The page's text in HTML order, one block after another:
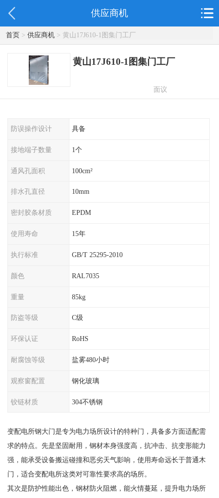
供应商机
首页> 供应商机> 黄山17J610-1图集门工厂
黄山17J610-1图集门工厂
面议
防误操作设计 具备
接地端子数量 1个
通风孔面积 100cm²
排水孔直径 10mm
密封胶条材质 EPDM
使用寿命 15年
执行标准 GB/T 25295-2010
颜色 RAL7035
重量 85kg
防盗等级 C级
环保认证 RoHS
耐腐蚀等级 盐雾480小时
观察窗配置 钢化玻璃
铰链材质 304不锈钢
变配电所钢大门是专为电力场所设计的特种门，具备多方面适配需
求的特点。先是坚固耐用，钢材本身强度高，抗冲击、抗变形能力
强，能承受设备搬运碰撞和恶劣天气影响，使用寿命远长于普通木
门，适合变配电所这类对可靠性要求高的场所。
其次是防护性能出色，钢材防火阻燃，能火情蔓延，提升电力场所